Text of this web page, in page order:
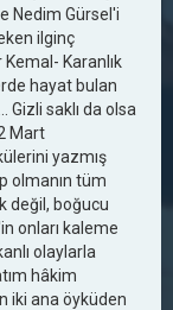
Nedim Gürsel'i
ilginç
Karanlık
hayat bulan
Gizli saklı da olsa
Mart
yazmış
olmanın tüm
değil, boğucu
onları kaleme
olaylarla
hâkim
iki ana öyküden